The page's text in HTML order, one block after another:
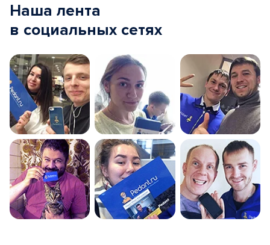
Наша лента
в социальных сетях